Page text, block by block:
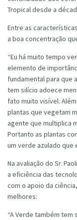
Tropical desde a
Entre as
a boa concentração
“Eu há muito tempo
elemento de
fundamental para que
tem silício adoece
fato muito visível.
plantas que vegetam
agente que multiplica
Portanto as plantas
um verde azulado que
Na avaliação do Sr.
a eficiência das
com o apoio da
melhores:
“A Verde também